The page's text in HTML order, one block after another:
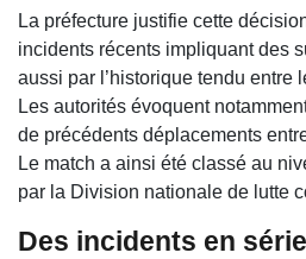
La préfecture justifie cette
incidents récents impliquant des
aussi par l’historique tendu entre
Les autorités évoquent
de précédents déplacements
Le match a ainsi été classé au
par la Division nationale de lutte
Des incidents en